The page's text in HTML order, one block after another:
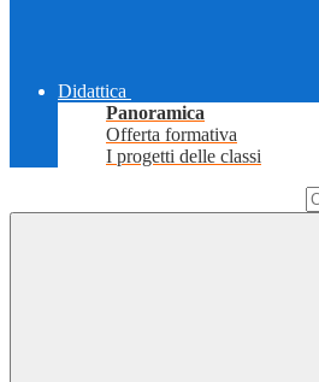
Didattica
Panoramica
Offerta formativa
I progetti delle classi